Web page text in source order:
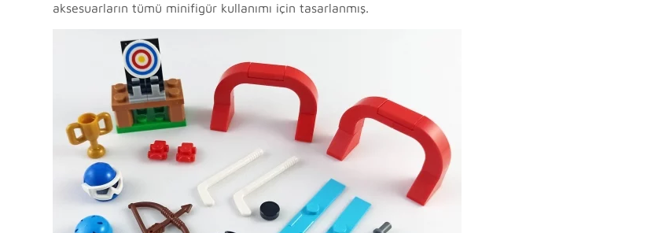
aksesuarların tümü minifigür kullanımı için tasarlanmış.